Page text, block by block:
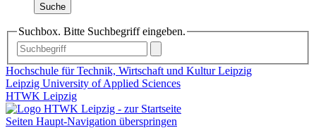
Suche
Suchbox. Bitte Suchbegriff eingeben.
Hochschule für Technik, Wirtschaft und Kultur Leipzig
Leipzig University of Applied Sciences
HTWK Leipzig
Seiten Haupt-Navigation überspringen